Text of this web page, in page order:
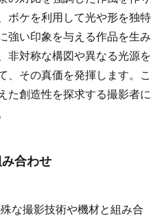
ボケを利用して光や形を独特
強い印象を与える作品を生み
非対称な構図や異なる光源を
、その真価を発揮します。こ
た創造性を探求する撮影者に
合わせ
な撮影技術や機材と組み合